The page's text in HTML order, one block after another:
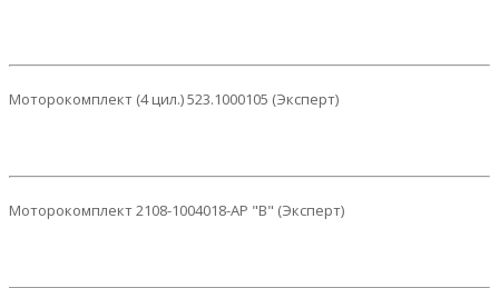
Моторокомплект (4 цил.) 523.1000105 (Эксперт)
Моторокомплект 2108-1004018-АР "B" (Эксперт)